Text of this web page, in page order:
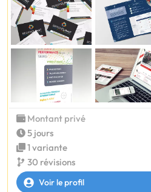
Montant privé
5 jours
1 variante
30 révisions
Voir le profil